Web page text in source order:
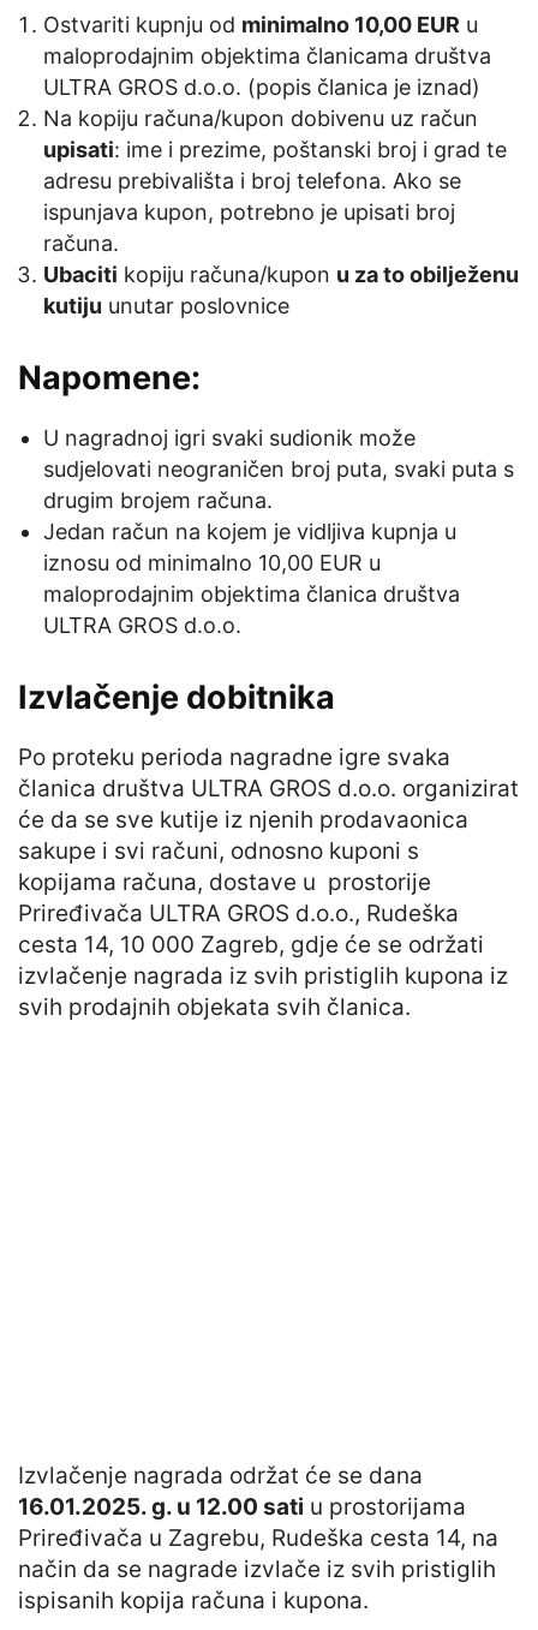
Ostvariti kupnju od minimalno 10,00 EUR u
maloprodajnim objektima članicama društva
ULTRA GROS d.o.o. (popis članica je iznad)
Na kopiju računa/kupon dobivenu uz račun
upisati: ime i prezime, poštanski broj i grad te
adresu prebivališta i broj telefona. Ako se
ispunjava kupon, potrebno je upisati broj
računa.
Ubaciti kopiju računa/kupon u za to obilježenu
kutiju unutar poslovnice
Napomene:
U nagradnoj igri svaki sudionik može
sudjelovati neograničen broj puta, svaki puta s
drugim brojem računa.
Jedan račun na kojem je vidljiva kupnja u
iznosu od minimalno 10,00 EUR u
maloprodajnim objektima članica društva
ULTRA GROS d.o.o.
Izvlačenje dobitnika
Po proteku perioda nagradne igre svaka
članica društva ULTRA GROS d.o.o. organizirat
će da se sve kutije iz njenih prodavaonica
sakupe i svi računi, odnosno kuponi s
kopijama računa, dostave u prostorije
Priređivača ULTRA GROS d.o.o., Rudeška
cesta 14, 10 000 Zagreb, gdje će se održati
izvlačenje nagrada iz svih pristiglih kupona iz
svih prodajnih objekata svih članica.
Izvlačenje nagrada održat će se dana
16.01.2025. g. u 12.00 sati u prostorijama
Priređivača u Zagrebu, Rudeška cesta 14, na
način da se nagrade izvlače iz svih pristiglih
ispisanih kopija računa i kupona.